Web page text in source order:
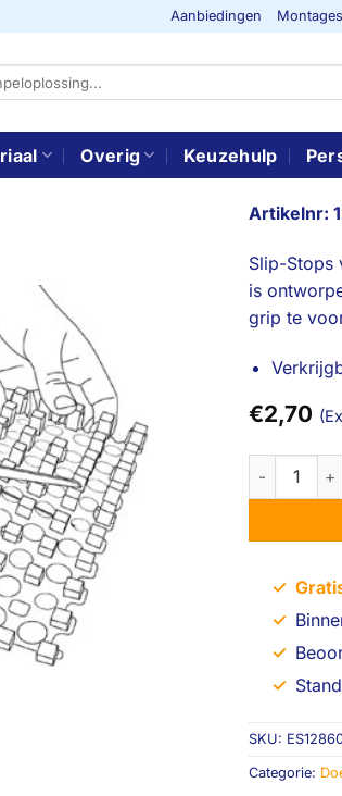
Aanbiedingen
Overig Keuzehulp
Artikelnr:
Slip-Stops
is
grip te
€2,70
Slip-Stop
✓
✓
✓
✓
SKU:
Categorie: